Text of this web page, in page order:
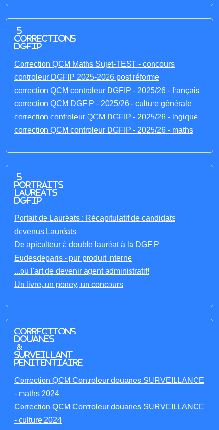
5
corrections
DGFIP
Correction QCM Maths Sujet-TEST - concours
controleur DGFIP 2025-2026 post réforme
correction QCM controleur DGFIP - 2025/26 - français
correction QCM DGFIP - 2025/26 - culture générale
correction controleur QCM DGFIP - 2025/26 - logique
correction QCM controleur DGFIP - 2025/26 - maths
5
portraits
laureats
DGFIP
Portait de Lauréats : Récapitulatif de candidats
devenus Lauréats
De apiculteur à double lauréat à la DGFIP
Eudesdeparis - pur produit interne
...ou l'art de devenir agent administratif!
Un livre, un poney, un concours
Corrections
Douanes
&
Surveillant
penitentiaire
Correction QCM Controleur douanes SURVEILLANCE
- maths 2024
Correction QCM Controleur douanes SURVEILLANCE
- culture 2024